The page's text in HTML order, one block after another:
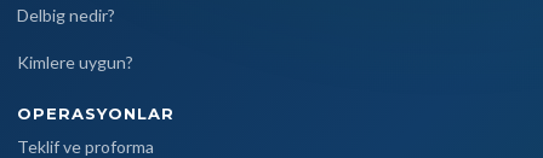
Delbig nedir?
Kimlere uygun?
OPERASYONLAR
Teklif ve proforma